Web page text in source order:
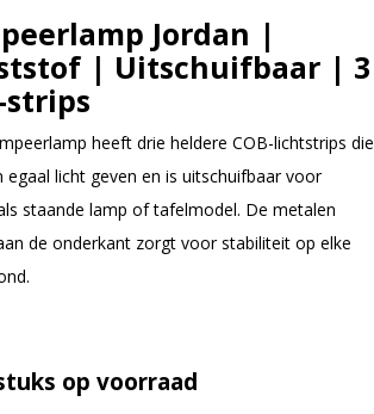
Jordan |
| Uitschuifbaar | 3
strips
heeft drie heldere COB-lichtstrips die
egaal licht geven en is uitschuifbaar voor
staande lamp of tafelmodel. De metalen
de onderkant zorgt voor stabiliteit op elke
op voorraad